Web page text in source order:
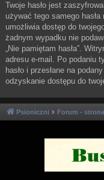
Twoje hasło jest
używać tego samego
umożliwia dostęp do
żadnym wypadku nie
„Nie pamiętam hasła”.
adresu e-mail. Po podaniu
hasło i przesłane na
odzyskanie dostępu do
Psioniczni Forum -